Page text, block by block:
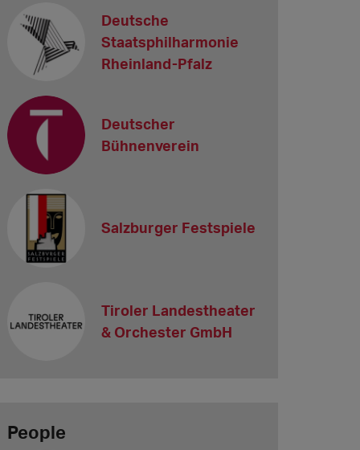
Deutsche
Staatsphilharmonie
Rheinland-Pfalz
Deutscher
Bühnenverein
Salzburger Festspiele
Tiroler Landestheater
& Orchester GmbH
People